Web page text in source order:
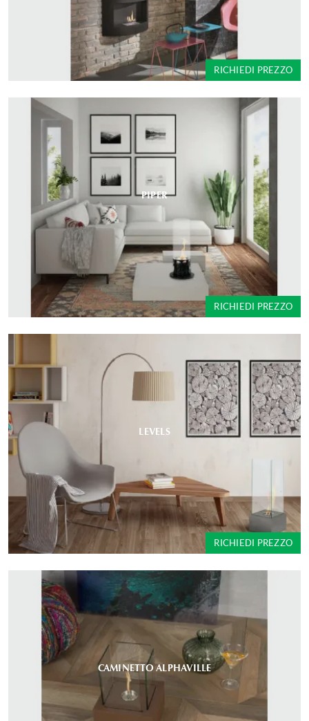
RICHIEDI PREZZO
PIPER
RICHIEDI PREZZO
LEVELS
RICHIEDI PREZZO
CAMINETTO ALPHAVILLE